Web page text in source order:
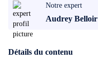
Notre expert
Audrey Belloir
Détails du contenu